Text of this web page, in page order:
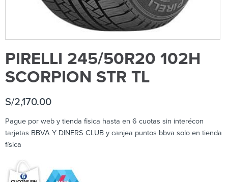
PIRELLI 245/50R20 102H
SCORPION STR TL
S/2,170.00
Pague por web y tienda fisica hasta en 6 cuotas sin interécon
tarjetas BBVA Y DINERS CLUB y canjea puntos bbva solo en tienda
física